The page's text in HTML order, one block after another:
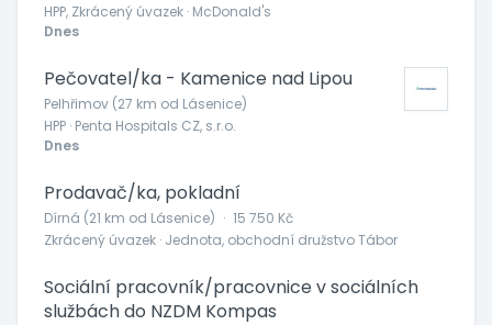
HPP, Zkrácený úvazek · McDonald's
Dnes
Pečovatel/ka - Kamenice nad Lipou
Pelhřimov (27 km od Lásenice)
HPP · Penta Hospitals CZ, s.r.o.
Dnes
Prodavač/ka, pokladní
Dírná (21 km od Lásenice) · 15 750 Kč
Zkrácený úvazek · Jednota, obchodní družstvo Tábor
Sociální pracovník/pracovnice v sociálních
službách do NZDM Kompas